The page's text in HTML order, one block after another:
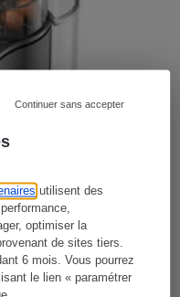
utilisent des
optimiser la
de sites tiers.
6 mois. Vous pourrez
le lien « paramétrer
Continuer sans accepter